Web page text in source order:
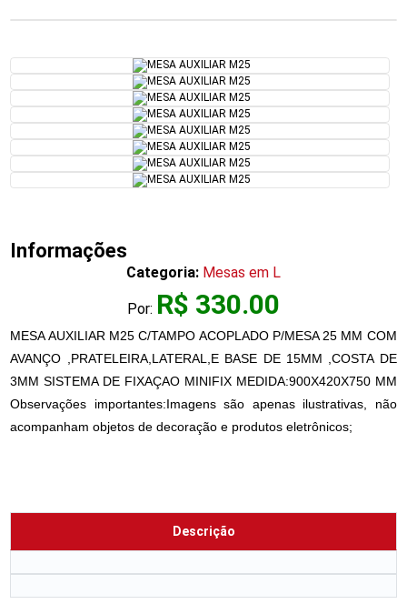
Informações
Categoria: Mesas em L
Por: R$ 330.00
MESA AUXILIAR M25 C/TAMPO ACOPLADO P/MESA 25 MM COM
AVANÇO ,PRATELEIRA,LATERAL,E BASE DE 15MM ,COSTA DE
3MM SISTEMA DE FIXAÇAO MINIFIX MEDIDA:900X420X750 MM
Observações importantes:Imagens são apenas ilustrativas, não
acompanham objetos de decoração e produtos eletrônicos;
Descrição